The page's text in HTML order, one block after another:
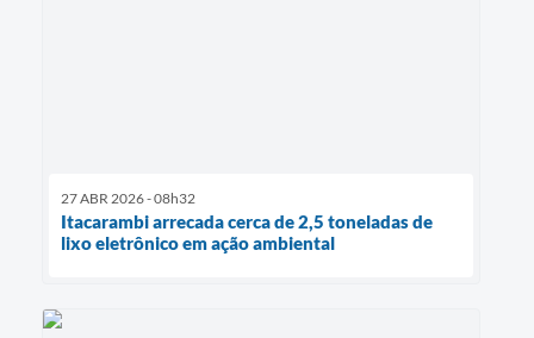
27 ABR 2026 - 08h32
Itacarambi arrecada cerca de 2,5 toneladas de
lixo eletrônico em ação ambiental